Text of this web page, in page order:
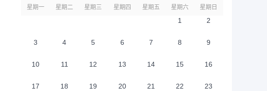
注册
郴州市人才集团有限公司 注册
星期一 星期二 星期三 星期四 星期五 星期六 星期日
1 2
3 4 5 6 7 8 9
10 11 12 13 14 15 16
17 18 19 20 21 22 23